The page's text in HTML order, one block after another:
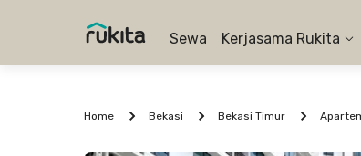
Sewa Kerjasama Rukita
Home Bekasi Bekasi Timur